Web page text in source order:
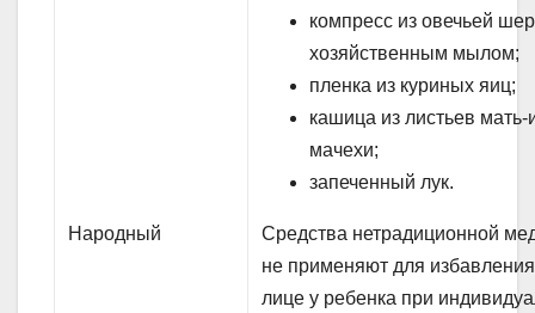
Народный
компресс из овечьей
хозяйственным мылом;
пленка из куриных яиц;
кашица из листьев мать-
мачехи;
запеченный лук.
Средства нетрадиционной
не применяют для
лице у ребенка при